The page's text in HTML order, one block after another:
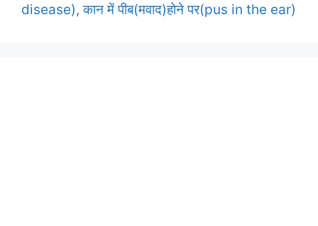
disease),कान में पीब(मवाद)होने पर(pus in the ear)